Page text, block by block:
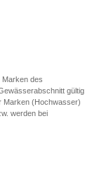
Marken des
gültig.
Marken (Hochwasser)
werden bei